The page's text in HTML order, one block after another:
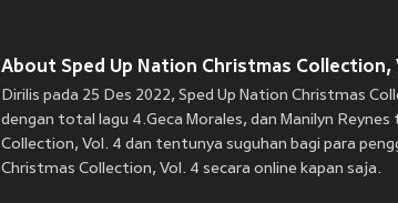
About Sped Up Nation Christmas Collection,
Dirilis pada 25 Des 2022, Sped Up Nation Christmas
dengan total lagu 4.Geca Morales, dan Manilyn
Collection, Vol. 4 dan tentunya suguhan bagi para
Christmas Collection, Vol. 4 secara online kapan saja.